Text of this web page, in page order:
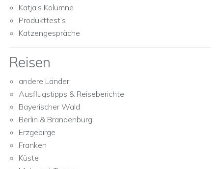
Katja’s Kolumne
Produkttest’s
Katzengespräche
Reisen
andere Länder
Ausflugstipps & Reiseberichte
Bayerischer Wald
Berlin & Brandenburg
Erzgebirge
Franken
Küste